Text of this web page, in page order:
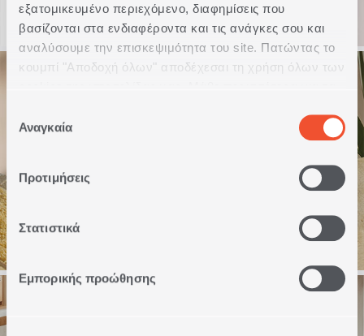
εξατομικευμένο περιεχόμενο, διαφημίσεις που
βασίζονται στα ενδιαφέροντα και τις ανάγκες σου και
αναλύσουμε την επισκεψιμότητα του site. Πατώντας το
κουμπί "Αποδοχή όλων" αποδέχεσαι τη χρήση όλων των
"Προσαρμογή".
συγκατάθεσης
Αναγκαία
Προτιμήσεις
Στατιστικά
Εμπορικής προώθησης